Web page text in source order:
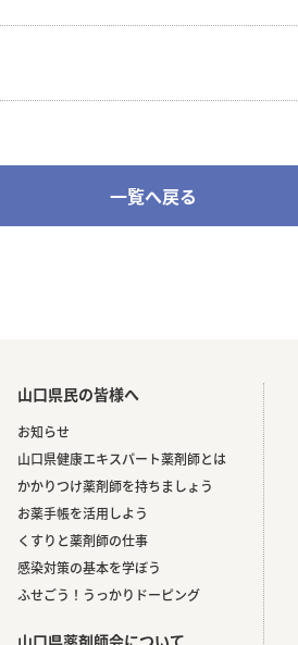
一覧へ戻る
山口県民の皆様へ
お知らせ
山口県健康エキスパート薬剤師とは
かかりつけ薬剤師を持ちましょう
お薬手帳を活用しよう
くすりと薬剤師の仕事
感染対策の基本を学ぼう
ふせごう！うっかりドーピング
山口県薬剤師会について